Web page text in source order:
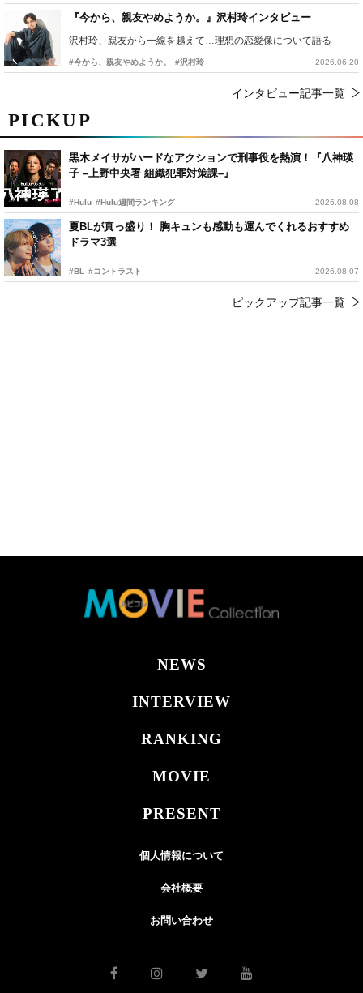
PICKUP
黒木メイサがハードなアクションで刑事役を熱演！『八神瑛
子 –上野中央署 組織犯罪対策課–』
#Hulu #Hulu週間ランキング 2026.08.08
夏BLが真っ盛り！ 胸キュンも感動も運んでくれるおすすめ
ドラマ3選
#BL #コントラスト 2026.08.07
ピックアップ記事一覧
『今から、親友やめようか。』沢村玲インタビュー
沢村玲、親友から一線を越えて…理想の恋愛像について語る
#今から、親友やめようか。 #沢村玲 2026.06.20
インタビュー記事一覧
NEWS
INTERVIEW
RANKING
MOVIE
PRESENT
個人情報について
会社概要
お問い合わせ